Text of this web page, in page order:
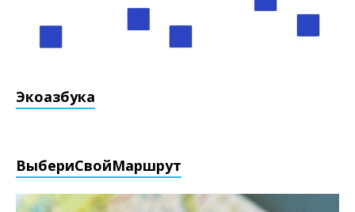
Экоазбука
ВыбериCвойМаршрут